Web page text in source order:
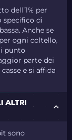
dell’1% per
specifico di
Anche se
ogni coltello,
punto
parte dei
e si affida
ALTRI
sono